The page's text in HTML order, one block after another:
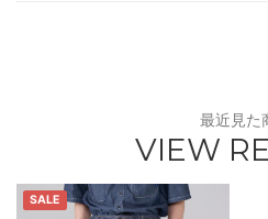
最近見た
VIEW
SALE